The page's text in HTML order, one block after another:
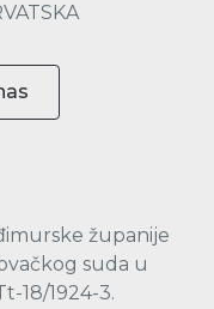
županije
suda u
18/1924-3.